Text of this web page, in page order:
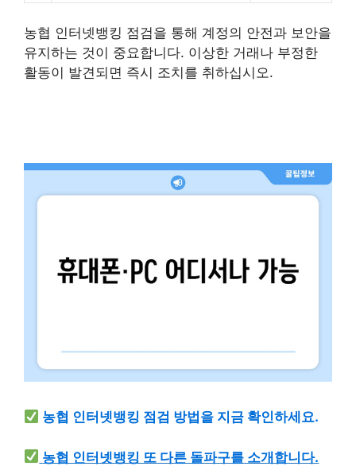
농협 인터넷뱅킹 점검을 통해 계정의 안전과 보안을
유지하는 것이 중요합니다. 이상한 거래나 부정한
활동이 발견되면 즉시 조치를 취하십시오.
농협 인터넷뱅킹 점검 방법을 지금 확인하세요.
농협 인터넷뱅킹 또 다른 돌파구를 소개합니다.